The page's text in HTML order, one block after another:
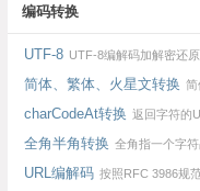
编码转换
UTF-8 UTF-8编解码加解密还原
简体、繁体、火星文转换 简
charCodeAt转换 返回字符的
全角半角转换 全角指一个字符占
URL编解码 按照RFC 3986规